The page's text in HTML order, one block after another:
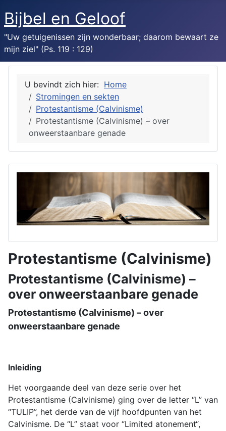
Bijbel en Geloof
"Uw getuigenissen zijn wonderbaar; daarom bewaart ze
mijn ziel" (Ps. 119 : 129)
U bevindt zich hier: Home
Stromingen en sekten
Protestantisme (Calvinisme)
Protestantisme (Calvinisme) – over
onweerstaanbare genade
Protestantisme (Calvinisme)
Protestantisme (Calvinisme) –
over onweerstaanbare genade
Protestantisme (Calvinisme) – over
onweerstaanbare genade
Inleiding
Het voorgaande deel van deze serie over het
Protestantisme (Calvinisme) ging over de letter “L” van
“TULIP”, het derde van de vijf hoofdpunten van het
Calvinisme. De “L” staat voor “Limited atonement“,